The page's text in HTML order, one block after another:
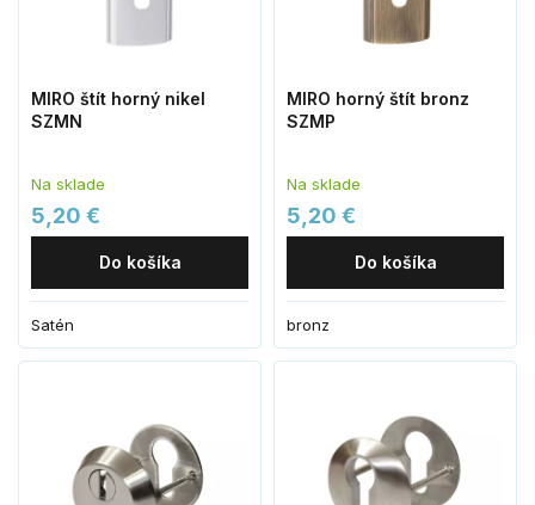
MIRO štít horný nikel
SZMN
Na sklade
5,20 €
Do košíka
Satén
MIRO horný štít bronz
SZMP
Na sklade
5,20 €
Do košíka
bronz